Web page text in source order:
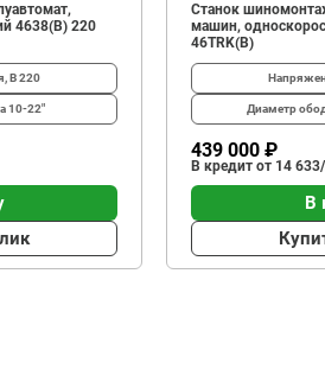
4638(B) 220
В220
10-22"
Станок
машин,
46TRK(B)
Диаметр
439 000 ₽
В кредит от 14
В